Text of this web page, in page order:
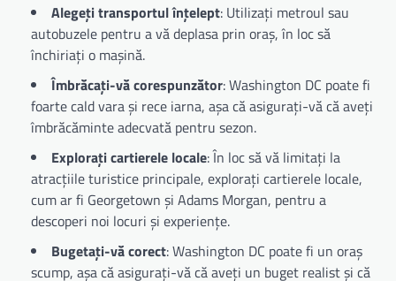
Alegeți transportul înțelept: Utilizați metroul sau
autobuzele pentru a vă deplasa prin oraș, în loc să
închiriați o mașină.
Îmbrăcați-vă corespunzător: Washington DC poate fi
foarte cald vara și rece iarna, așa că asigurați-vă că aveți
îmbrăcăminte adecvată pentru sezon.
Explorați cartierele locale: În loc să vă limitați la
atracțiile turistice principale, explorați cartierele locale,
cum ar fi Georgetown și Adams Morgan, pentru a
descoperi noi locuri și experiențe.
Bugetați-vă corect: Washington DC poate fi un oraș
scump, așa că asigurați-vă că aveți un buget realist și că